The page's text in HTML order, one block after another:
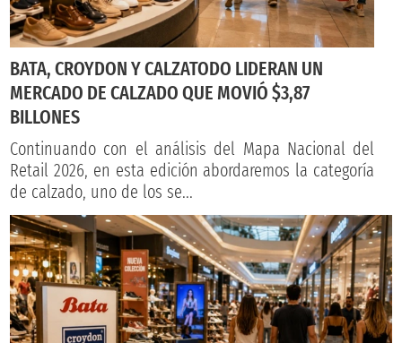
BATA, CROYDON Y CALZATODO LIDERAN UN
MERCADO DE CALZADO QUE MOVIÓ $3,87
BILLONES
Continuando con el análisis del Mapa Nacional del
Retail 2026, en esta edición abordaremos la categoría
de calzado, uno de los se...